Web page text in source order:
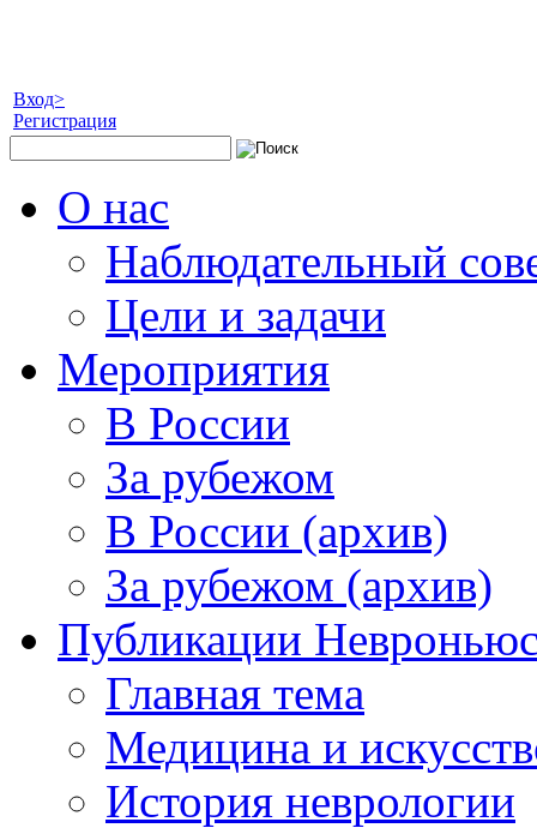
Вход>
Регистрация
О нас
Наблюдательный
Цели и задачи
Мероприятия
В России
За рубежом
В России (архив)
За рубежом (архив)
Публикации
Главная тема
Медицина и
История неврологии